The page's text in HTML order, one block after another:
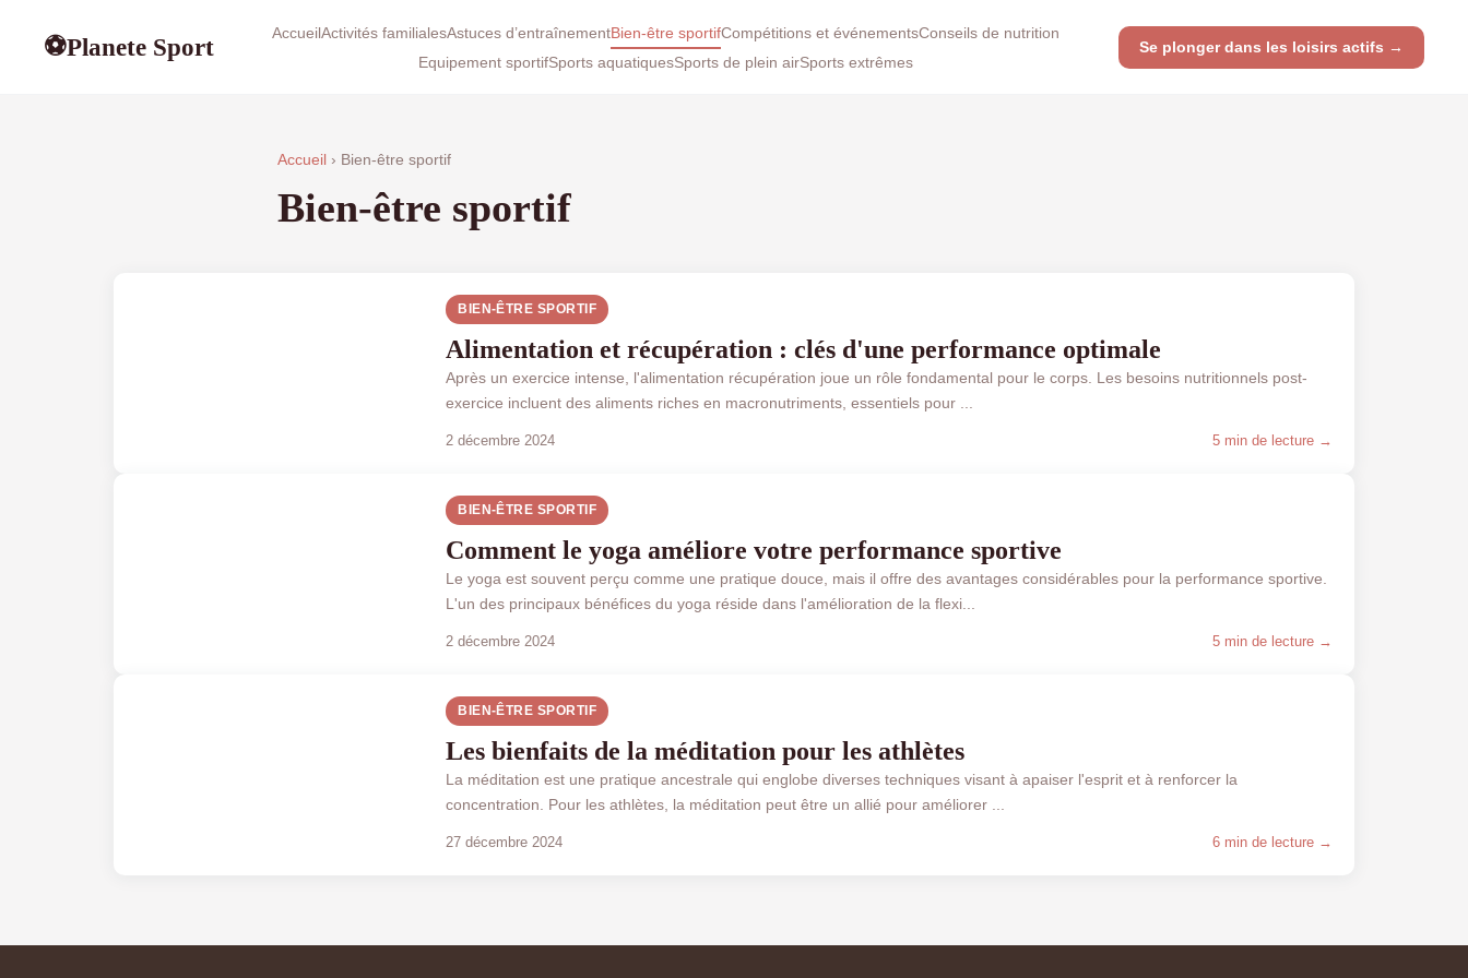
⚽Planete Sport AccueilActivités familialesAstuces d’entraînementBien-être sportifCompétitions et événementsConseils de nutrition
Equipement sportifSports aquatiquesSports de plein airSports extrêmes
Se plonger dans les loisirs actifs →
Accueil › Bien-être sportif
Bien-être sportif
BIEN-ÊTRE SPORTIF
Alimentation et récupération : clés d'une performance optimale
Après un exercice intense, l'alimentation récupération joue un rôle fondamental pour le corps. Les besoins nutritionnels post-
exercice incluent des aliments riches en macronutriments, essentiels pour ...
2 décembre 2024 5 min de lecture →
BIEN-ÊTRE SPORTIF
Comment le yoga améliore votre performance sportive
Le yoga est souvent perçu comme une pratique douce, mais il offre des avantages considérables pour la performance sportive.
L'un des principaux bénéfices du yoga réside dans l'amélioration de la flexi...
2 décembre 2024 5 min de lecture →
BIEN-ÊTRE SPORTIF
Les bienfaits de la méditation pour les athlètes
La méditation est une pratique ancestrale qui englobe diverses techniques visant à apaiser l'esprit et à renforcer la
concentration. Pour les athlètes, la méditation peut être un allié pour améliorer ...
27 décembre 2024 6 min de lecture →